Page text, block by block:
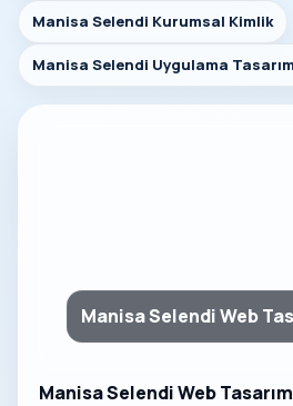
Manisa Selendi Kurumsal Kimlik
Manisa Selendi Uygulama
Manisa Selendi Web
Manisa Selendi Web Tasarım